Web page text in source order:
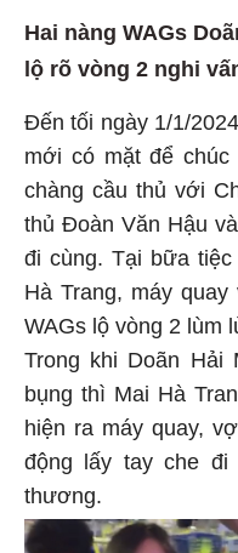
Hai nàng WAGs
lộ rõ vòng 2 nghi
Đến tối ngày 1/1/
mới có mặt để
chàng cầu thủ với
thủ Đoàn Văn Hậu
đi cùng. Tại bữa
Hà Trang, máy
WAGs lộ vòng 2 lùm
Trong khi Doãn
bụng thì Mai Hà
hiện ra máy quay,
động lấy tay che đi
thương.